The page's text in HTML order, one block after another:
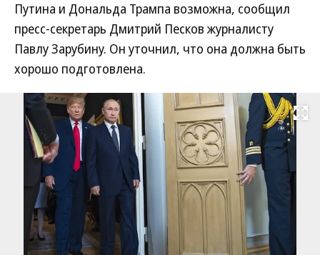
Путина и Дональда Трампа возможна, сообщил
пресс-секретарь Дмитрий Песков журналисту
Павлу Зарубину. Он уточнил, что она должна быть
хорошо подготовлена.
Развернуть